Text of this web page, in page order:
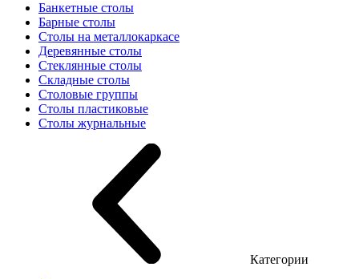
Банкетные столы
Барные столы
Столы на металлокаркасе
Деревянные столы
Стеклянные столы
Складные столы
Столовые группы
Столы пластиковые
Столы журнальные
Категории